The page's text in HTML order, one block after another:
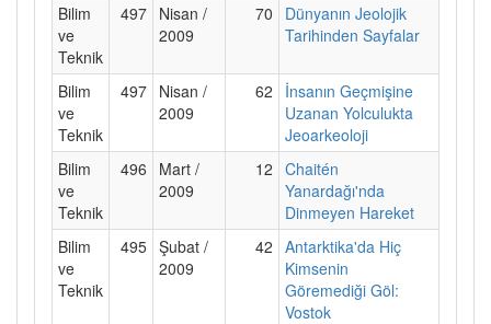
Bilim
ve
Teknik
497 Nisan /
2009
70
Dünyanın Jeolojik
Tarihinden Sayfalar
Bilim
ve
Teknik
497 Nisan /
2009
62
İnsanın Geçmişine
Uzanan Yolculukta
Jeoarkeoloji
Bilim
ve
Teknik
496
Mart /
2009
12 Chaitén
Yanardağı'nda
Dinmeyen Hareket
Bilim
ve
Teknik
495 Şubat /
2009
42 Antarktika'da Hiç
Kimsenin
Göremediği Göl:
Vostok